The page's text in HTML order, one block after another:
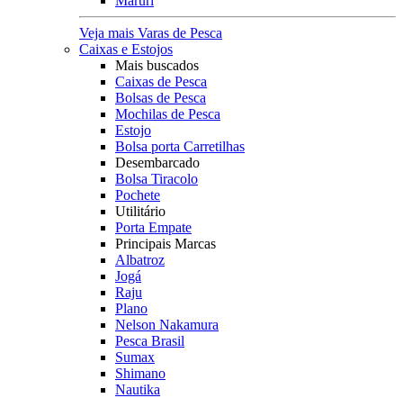
Veja mais Varas de Pesca
Caixas e Estojos
Mais buscados
Caixas de Pesca
Bolsas de Pesca
Mochilas de Pesca
Estojo
Bolsa porta Carretilhas
Desembarcado
Bolsa Tiracolo
Pochete
Utilitário
Porta Empate
Principais Marcas
Albatroz
Jogá
Raju
Plano
Nelson Nakamura
Pesca Brasil
Sumax
Shimano
Nautika